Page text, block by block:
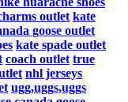
outlet kate
goose outlet
kate spade outlet
coach outlet true
nhl jerseys
ugg,uggs,uggs